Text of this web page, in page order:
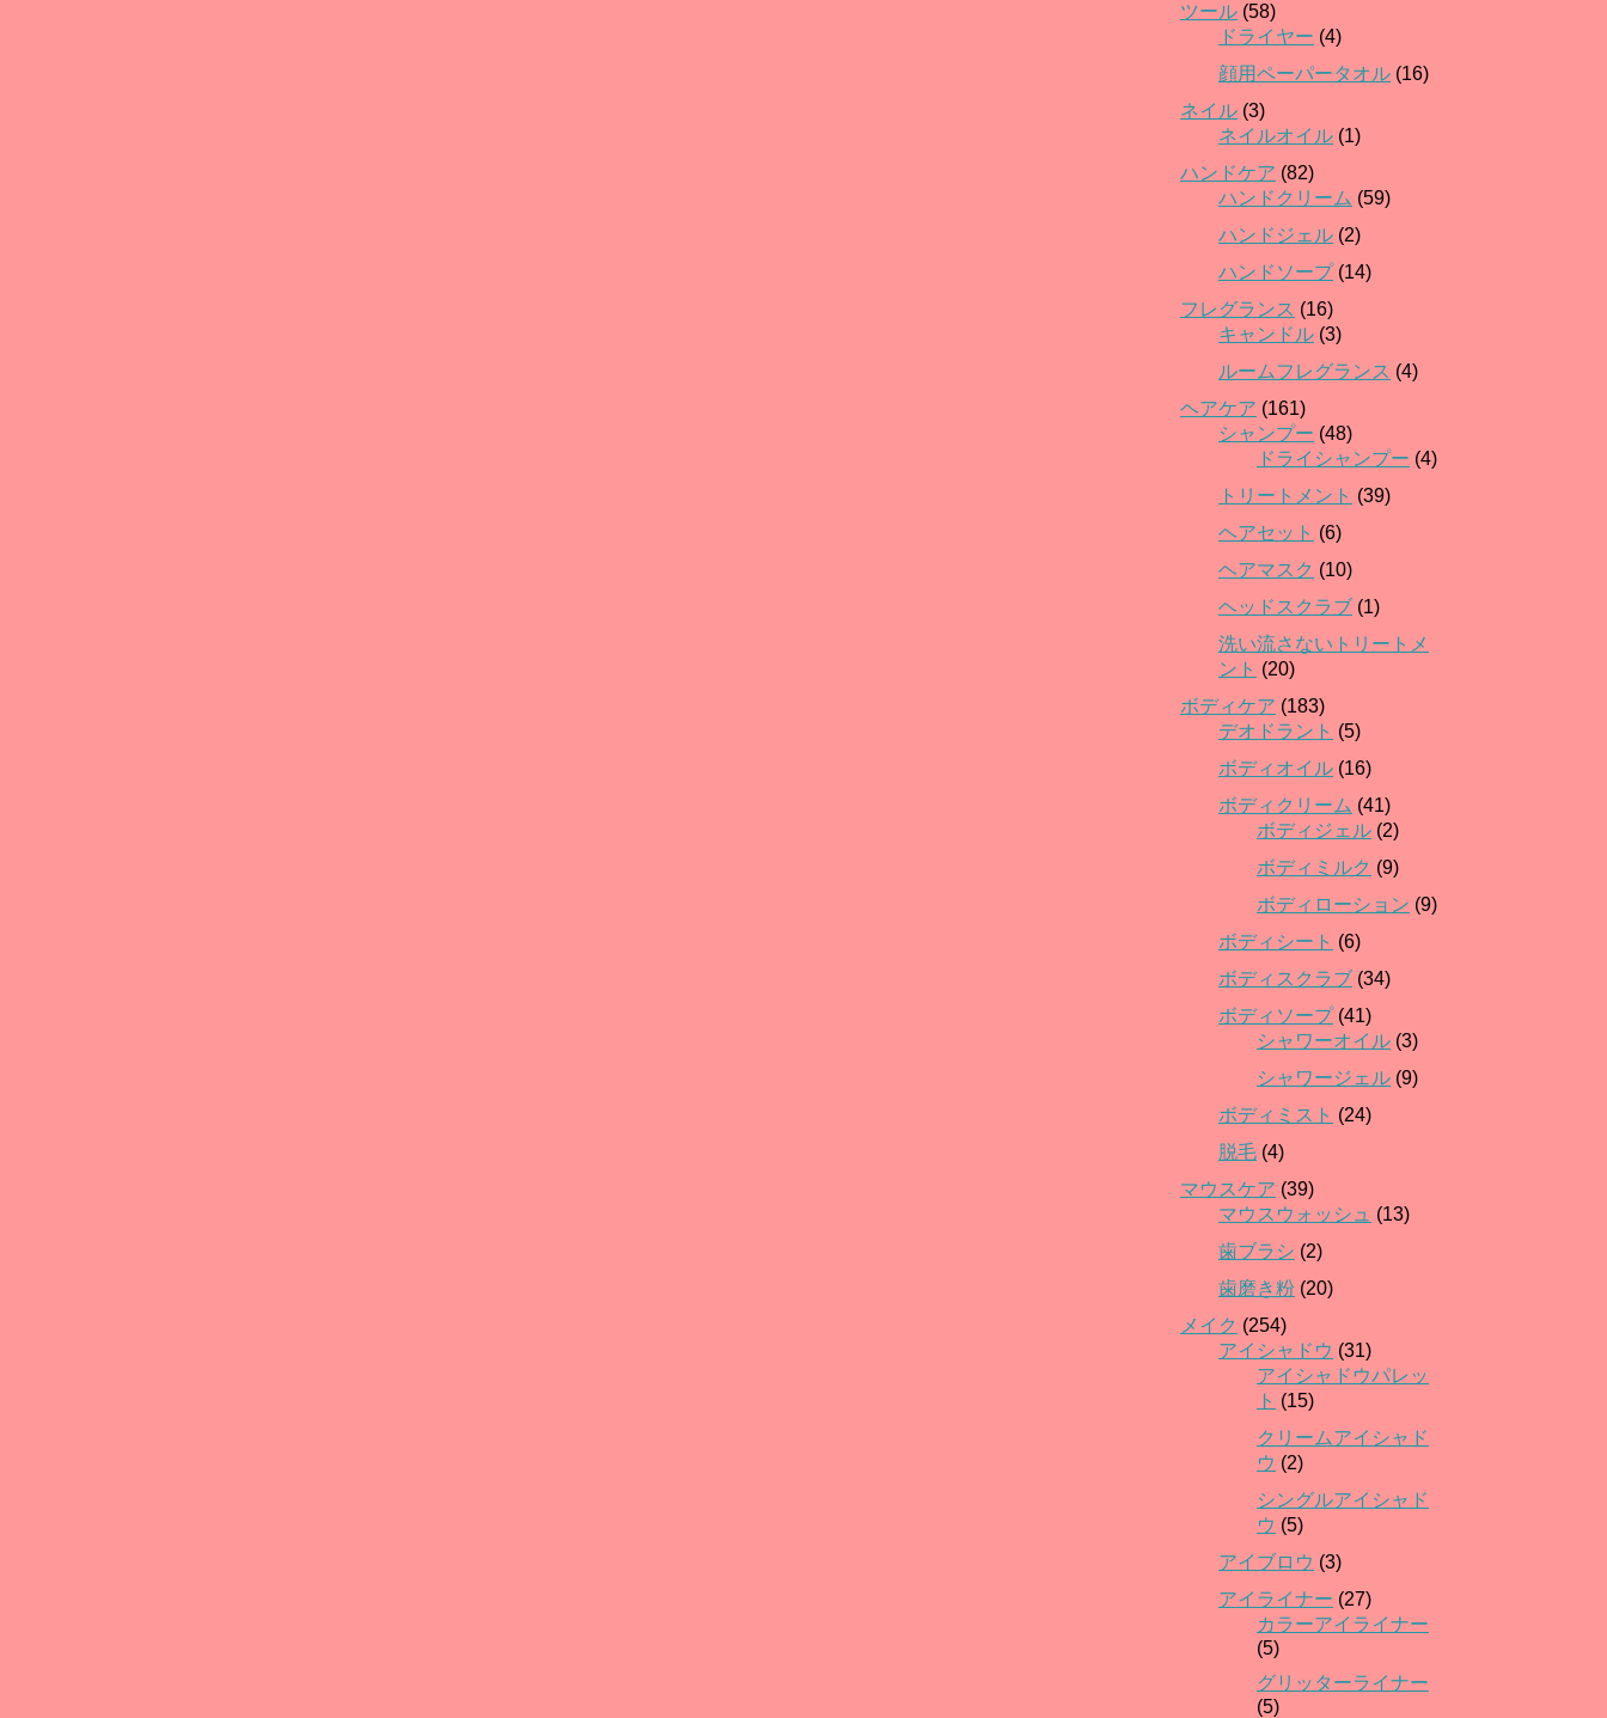
ツール (58)
ドライヤー (4)
顔用ペーパータオル (16)
ネイル (3)
ネイルオイル (1)
ハンドケア (82)
ハンドクリーム (59)
ハンドジェル (2)
ハンドソープ(14)
フレグランス (16)
キャンドル (3)
ルームフレグランス (4)
ヘアケア (161)
シャンプー (48)
ドライシャンプー (4)
トリートメント (39)
ヘアセット (6)
ヘアマスク (10)
ヘッドスクラブ (1)
洗い流さないトリートメ
ント (20)
ボディケア (183)
デオドラント (5)
ボディオイル (16)
ボディクリーム (41)
ボディジェル (2)
ボディミルク (9)
ボディローション (9)
ボディシート (6)
ボディスクラブ (34)
ボディソープ(41)
シャワーオイル (3)
シャワージェル (9)
ボディミスト (24)
脱毛 (4)
マウスケア (39)
マウスウォッシュ (13)
歯ブラシ (2)
歯磨き粉 (20)
メイク (254)
アイシャドウ (31)
アイシャドウパレッ
ト (15)
クリームアイシャド
ウ (2)
シングルアイシャド
ウ (5)
アイブロウ (3)
アイライナー (27)
カラーアイライナー
(5)
グリッターライナー
(5)